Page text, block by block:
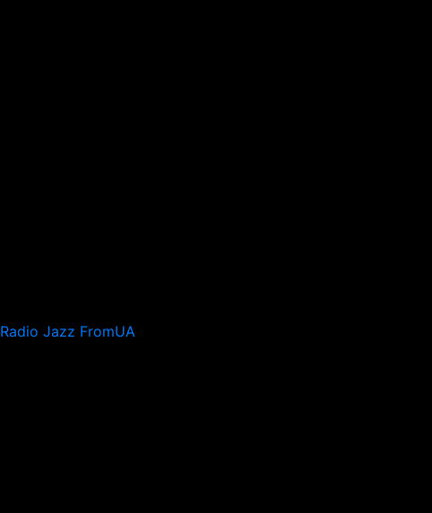
Radio Jazz FromUA